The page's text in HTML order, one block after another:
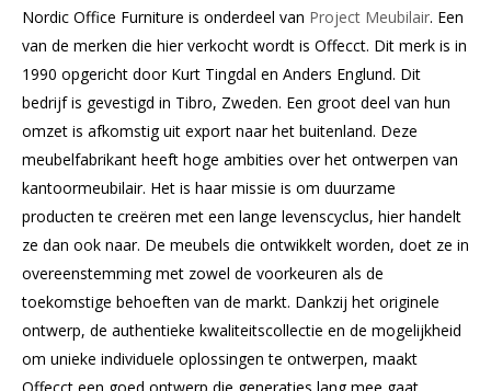
Nordic Office Furniture is onderdeel van Project Meubilair. Een
van de merken die hier verkocht wordt is Offecct. Dit merk is in
1990 opgericht door Kurt Tingdal en Anders Englund. Dit
bedrijf is gevestigd in Tibro, Zweden. Een groot deel van hun
omzet is afkomstig uit export naar het buitenland. Deze
meubelfabrikant heeft hoge ambities over het ontwerpen van
kantoormeubilair. Het is haar missie is om duurzame
producten te creëren met een lange levenscyclus, hier handelt
ze dan ook naar. De meubels die ontwikkelt worden, doet ze in
overeenstemming met zowel de voorkeuren als de
toekomstige behoeften van de markt. Dankzij het originele
ontwerp, de authentieke kwaliteitscollectie en de mogelijkheid
om unieke individuele oplossingen te ontwerpen, maakt